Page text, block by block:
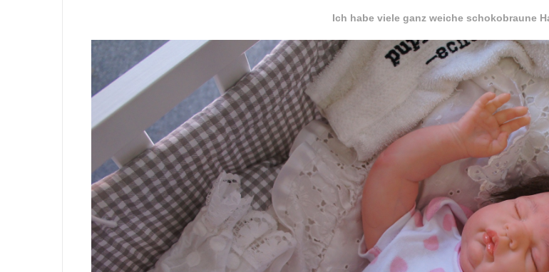
Ich habe viele ganz weiche schokobraune